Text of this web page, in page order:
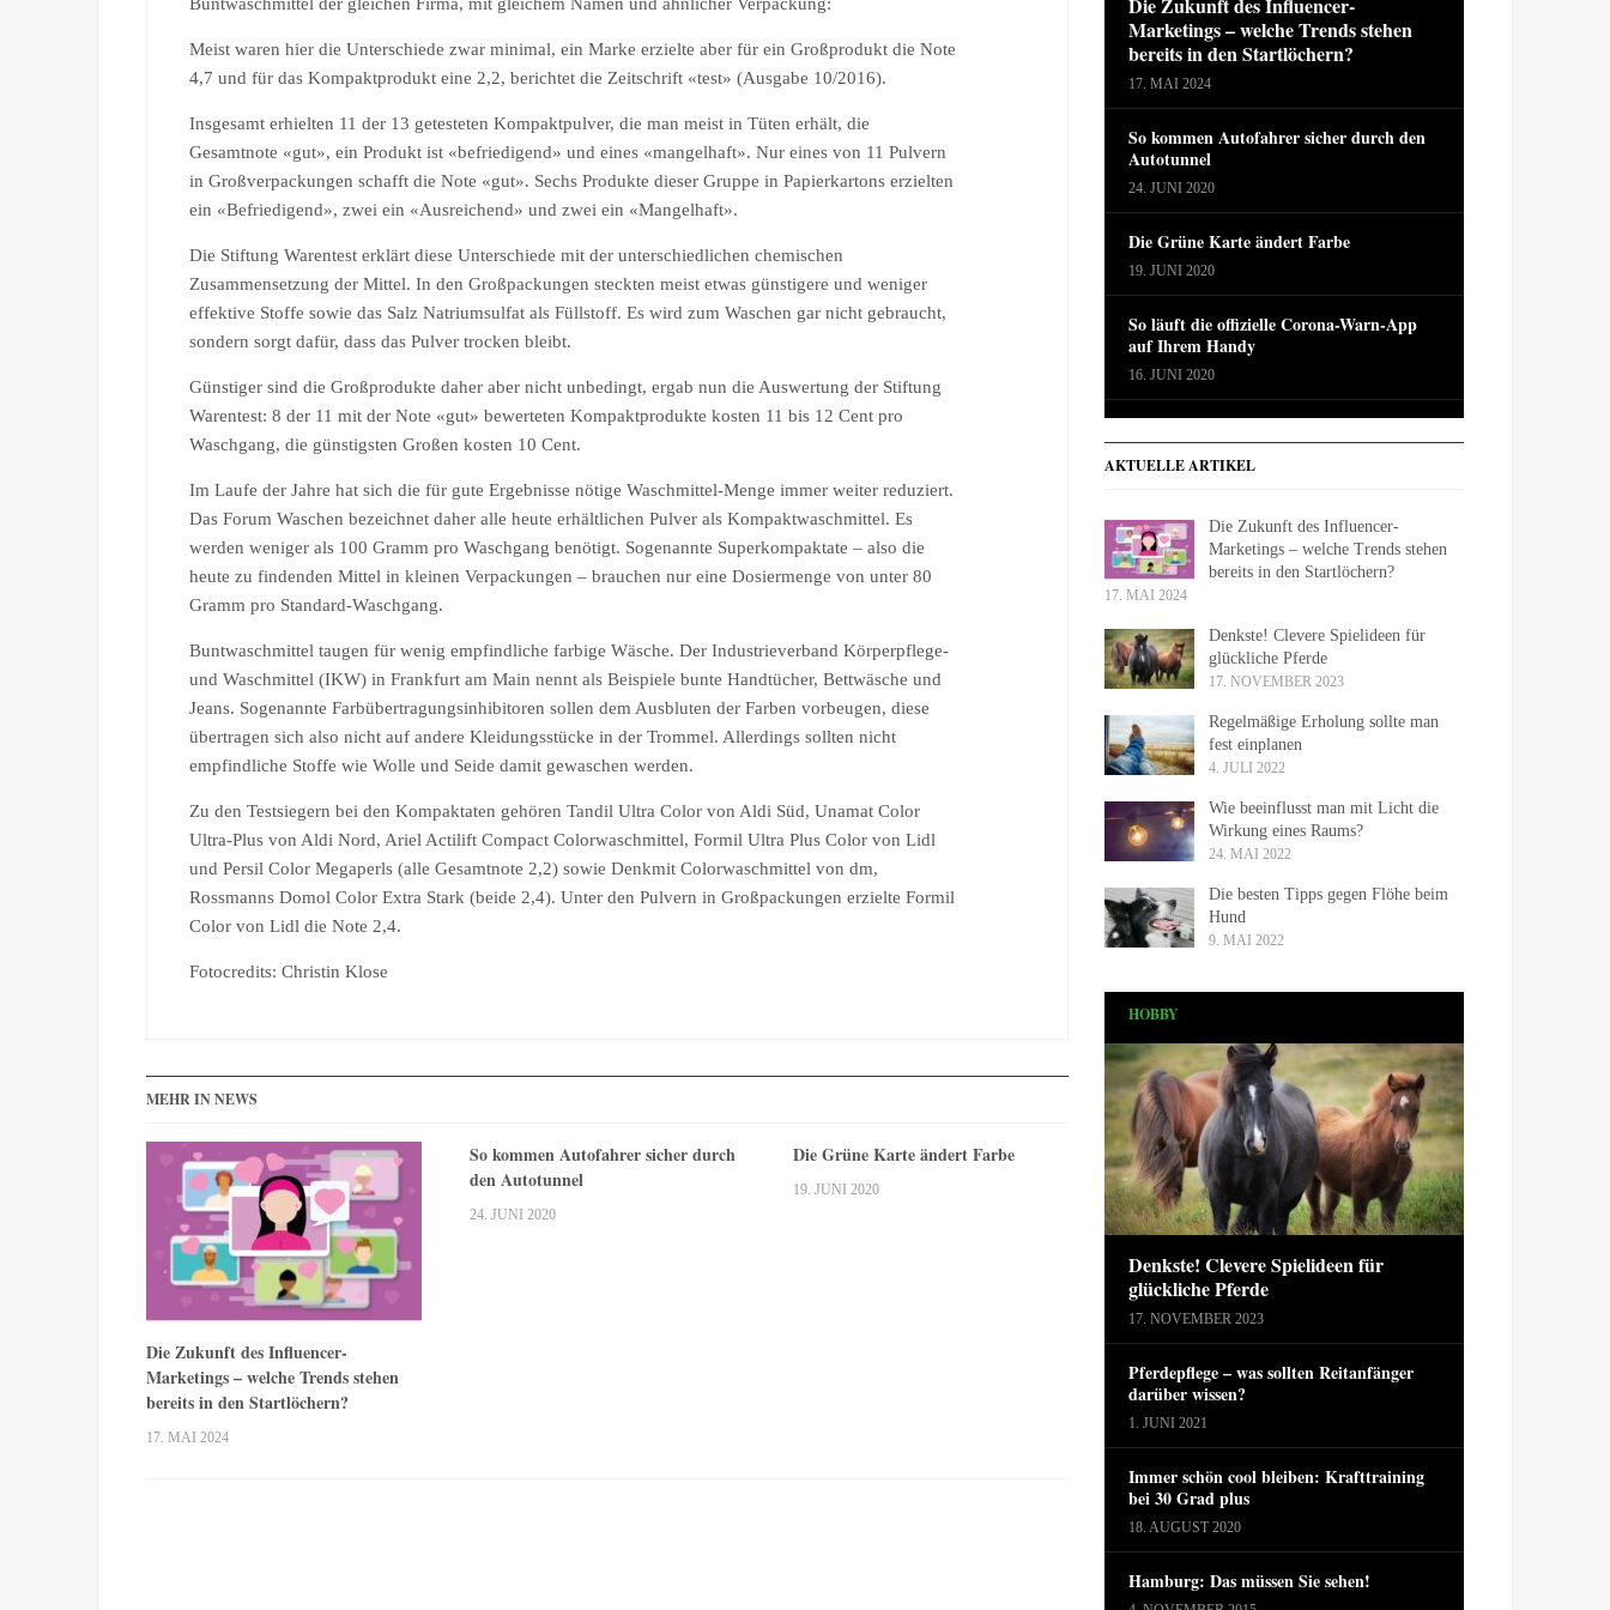
Meist waren hier die Unterschiede zwar minimal, ein Marke erzielte aber für ein Großprodukt die Note
4,7 und für das Kompaktprodukt eine 2,2, berichtet die Zeitschrift «test» (Ausgabe 10/2016).
Insgesamt erhielten 11 der 13 getesteten Kompaktpulver, die man meist in Tüten erhält, die
Gesamtnote «gut», ein Produkt ist «befriedigend» und eines «mangelhaft». Nur eines von 11 Pulvern
in Großverpackungen schafft die Note «gut». Sechs Produkte dieser Gruppe in Papierkartons erzielten
ein «Befriedigend», zwei ein «Ausreichend» und zwei ein «Mangelhaft».
Die Stiftung Warentest erklärt diese Unterschiede mit der unterschiedlichen chemischen
Zusammensetzung der Mittel. In den Großpackungen steckten meist etwas günstigere und weniger
effektive Stoffe sowie das Salz Natriumsulfat als Füllstoff. Es wird zum Waschen gar nicht gebraucht,
sondern sorgt dafür, dass das Pulver trocken bleibt.
Günstiger sind die Großprodukte daher aber nicht unbedingt, ergab nun die Auswertung der Stiftung
Warentest: 8 der 11 mit der Note «gut» bewerteten Kompaktprodukte kosten 11 bis 12 Cent pro
Waschgang, die günstigsten Großen kosten 10 Cent.
Im Laufe der Jahre hat sich die für gute Ergebnisse nötige Waschmittel-Menge immer weiter reduziert.
Das Forum Waschen bezeichnet daher alle heute erhältlichen Pulver als Kompaktwaschmittel. Es
werden weniger als 100 Gramm pro Waschgang benötigt. Sogenannte Superkompaktate – also die
heute zu findenden Mittel in kleinen Verpackungen – brauchen nur eine Dosiermenge von unter 80
Gramm pro Standard-Waschgang.
Buntwaschmittel taugen für wenig empfindliche farbige Wäsche. Der Industrieverband Körperpflege-
und Waschmittel (IKW) in Frankfurt am Main nennt als Beispiele bunte Handtücher, Bettwäsche und
Jeans. Sogenannte Farbübertragungsinhibitoren sollen dem Ausbluten der Farben vorbeugen, diese
übertragen sich also nicht auf andere Kleidungsstücke in der Trommel. Allerdings sollten nicht
empfindliche Stoffe wie Wolle und Seide damit gewaschen werden.
Zu den Testsiegern bei den Kompaktaten gehören Tandil Ultra Color von Aldi Süd, Unamat Color
Ultra-Plus von Aldi Nord, Ariel Actilift Compact Colorwaschmittel, Formil Ultra Plus Color von Lidl
und Persil Color Megaperls (alle Gesamtnote 2,2) sowie Denkmit Colorwaschmittel von dm,
Rossmanns Domol Color Extra Stark (beide 2,4). Unter den Pulvern in Großpackungen erzielte Formil
Color von Lidl die Note 2,4.
Fotocredits: Christin Klose
MEHR IN NEWS
Die Zukunft des Influencer-
Marketings – welche Trends stehen
bereits in den Startlöchern?
17. MAI 2024
So kommen Autofahrer sicher durch
den Autotunnel
24. JUNI 2020
Die Grüne Karte ändert Farbe
19. JUNI 2020
Marketings – welche Trends stehen
bereits in den Startlöchern?
17. MAI 2024
So kommen Autofahrer sicher durch den
Autotunnel
24. JUNI 2020
Die Grüne Karte ändert Farbe
19. JUNI 2020
So läuft die offizielle Corona-Warn-App
auf Ihrem Handy
16. JUNI 2020
AKTUELLE ARTIKEL
Die Zukunft des Influencer-
Marketings – welche Trends stehen
bereits in den Startlöchern?
17. MAI 2024
Denkste! Clevere Spielideen für
glückliche Pferde
17. NOVEMBER 2023
Regelmäßige Erholung sollte man
fest einplanen
4. JULI 2022
Wie beeinflusst man mit Licht die
Wirkung eines Raums?
24. MAI 2022
Die besten Tipps gegen Flöhe beim
Hund
9. MAI 2022
HOBBY
Denkste! Clevere Spielideen für
glückliche Pferde
17. NOVEMBER 2023
Pferdepflege – was sollten Reitanfänger
darüber wissen?
1. JUNI 2021
Immer schön cool bleiben: Krafttraining
bei 30 Grad plus
18. AUGUST 2020
Hamburg: Das müssen Sie sehen!